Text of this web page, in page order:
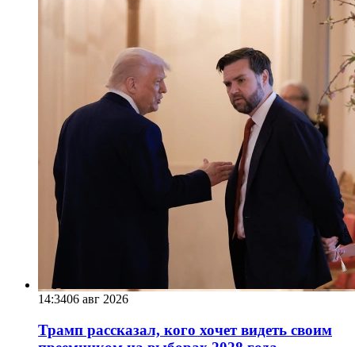
14:3406 авг 2026
Трамп рассказал, кого хочет видеть своим